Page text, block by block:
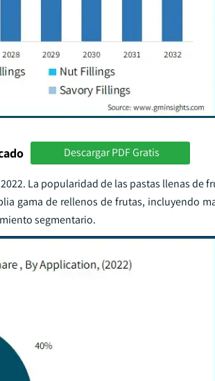
Descargar PDF Gratis
La popularidad de las pastas llenas de
gama de rellenos de frutas, incluyendo
segmentario.